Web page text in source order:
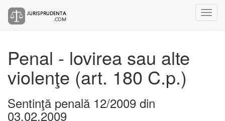
Penal - lovirea sau alte
violenţe (art. 180 C.p.)
Sentinţă penală 12/2009 din
03.02.2009